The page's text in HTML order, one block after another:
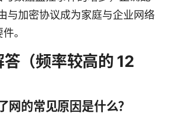
与加密协议成为家庭与企业网络
。
（频率较高的 12
网的常见原因是什么？